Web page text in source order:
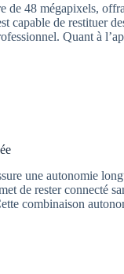
de 48 mégapixels,
capable de restituer
Quant à
une autonomie
de rester
combinaison